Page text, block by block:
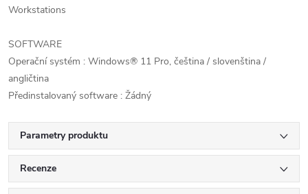
Workstations
SOFTWARE
Operační systém : Windows® 11 Pro, čeština / slovenština /
angličtina
Předinstalovaný software : Žádný
Parametry produktu
Recenze